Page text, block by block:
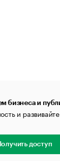
бизнеса и
и
Получить доступ